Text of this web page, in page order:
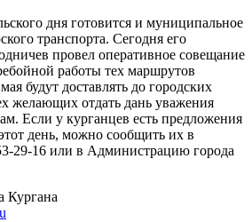
дня готовится и муниципальное
транспорта. Сегодня его
провел оперативное совещание
работы тех маршрутов
будут доставлять до городских
желающих отдать дань уважения
Если у курганцев есть предложения
день, можно сообщить их в
29-16 или в Администрацию города
Кургана